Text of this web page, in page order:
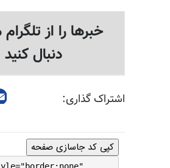
خبرها را از
دنبال کنید
اشتراک گذاری:
کپی کد جاسازی صفحه